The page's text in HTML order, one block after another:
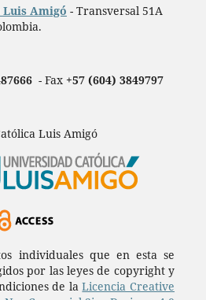
Luis Amigó - Transversal 51A
- Fax +57 (604) 3849797
Luis Amigó
individuales que en esta se
por las leyes de copyright y
de laLicencia Creative